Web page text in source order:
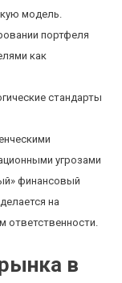
модель.
портфеля
как
стандарты
угрозами
финансовый
на
ответственности.
в